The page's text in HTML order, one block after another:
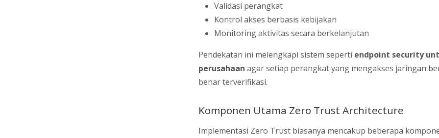
Validasi perangkat
Kontrol akses berbasis kebijakan
Monitoring aktivitas secara berkelanjutan
Pendekatan ini melengkapi sistem seperti endpoint security
perusahaan agar setiap perangkat yang mengakses jaringan
benar terverifikasi.
Komponen Utama Zero Trust Architecture
Implementasi Zero Trust biasanya mencakup beberapa